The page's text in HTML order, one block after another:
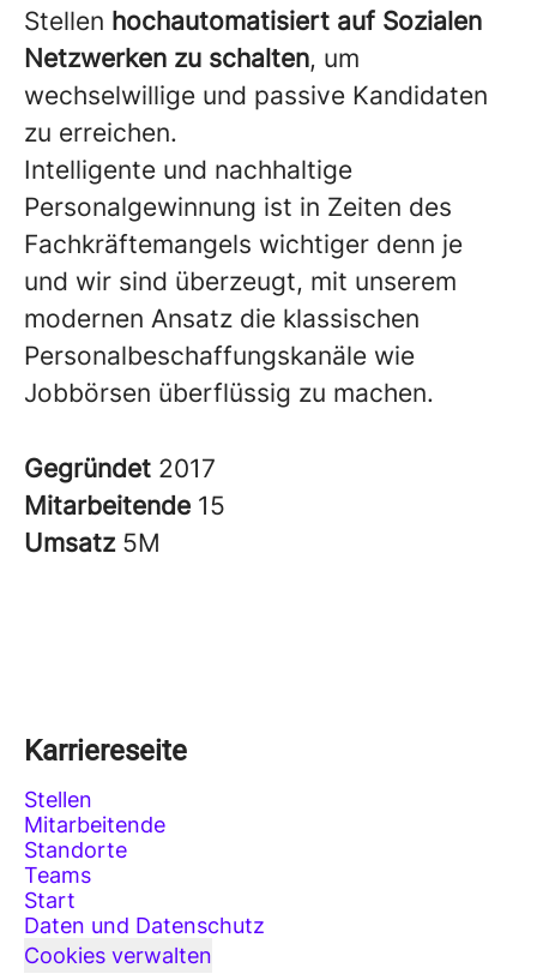
Stellen hochautomatisiert auf Sozialen
Netzwerken zu schalten, um
wechselwillige und passive Kandidaten
zu erreichen.
Intelligente und nachhaltige
Personalgewinnung ist in Zeiten des
Fachkräftemangels wichtiger denn je
und wir sind überzeugt, mit unserem
modernen Ansatz die klassischen
Personalbeschaffungskanäle wie
Jobbörsen überflüssig zu machen.
Gegründet 2017
Mitarbeitende 15
Umsatz 5M
Karriereseite
Stellen
Mitarbeitende
Standorte
Teams
Start
Daten und Datenschutz
Cookies verwalten